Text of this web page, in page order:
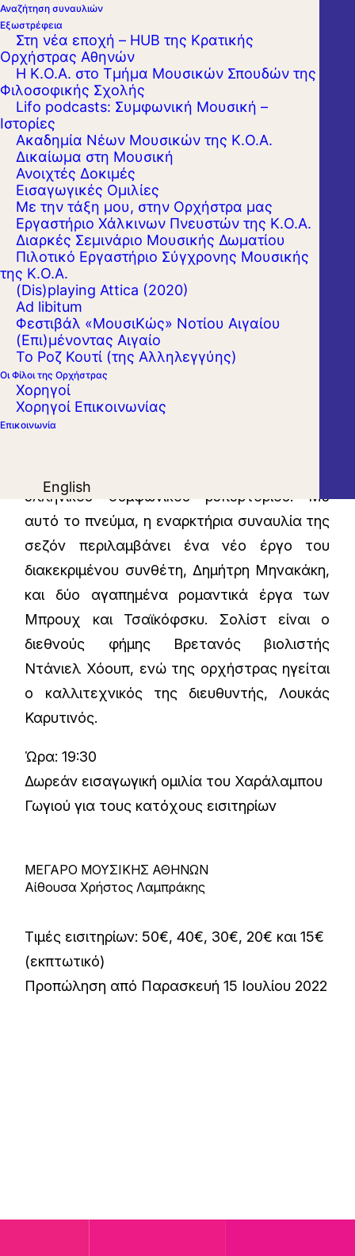
Αναζήτηση συναυλιών
Εξωστρέφεια
Στη νέα εποχή – HUB της Κρατικής
Ορχήστρας Αθηνών
Η Κ.Ο.Α. στο Τμήμα Μουσικών Σπουδών της
Φιλοσοφικής Σχολής
Lifo podcasts: Συμφωνική Μουσική –
Ιστορίες
Ακαδημία Νέων Μουσικών της Κ.Ο.Α.
Δικαίωμα στη Μουσική
Ανοιχτές Δοκιμές
Εισαγωγικές Ομιλίες
Με την τάξη μου, στην Ορχήστρα μας
Εργαστήριo Χάλκινων Πνευστών της Κ.Ο.Α.
Διαρκές Σεμινάριο Μουσικής Δωματίου
Πιλοτικό Εργαστήριο Σύγχρονης Μουσικής
της Κ.Ο.Α.
(Dis)playing Attica (2020)
Ad libitum
Φεστιβάλ «ΜουσιΚώς» Νοτίου Αιγαίου
(Επι)μένοντας Αιγαίο
Το Ροζ Κουτί (της Αλληλεγγύης)
Οι Φίλοι της Ορχήστρας
Χορηγοί
Χορηγοί Επικοινωνίας
Επικοινωνία
English
Κατά τη φετινή καλλιτεχνική περίοδο
συμπληρώνονται ογδόντα χρόνια από την
ίδρυση της Κρατικής Ορχήστρας Αθηνών. Σε
αυτά τα ογδόντα χρόνια αδιάλειπτης
μουσικής προσφοράς, η Κ.Ο.Α. ήταν και είναι
ο κύριος συμφωνικός φορέας της χώρας,
ελληνικού συμφωνικού ρεπερτορίου. Με
αυτό το πνεύμα, η εναρκτήρια συναυλία της
σεζόν περιλαμβάνει ένα νέο έργο του
διακεκριμένου συνθέτη, Δημήτρη Μηνακάκη,
και δύο αγαπημένα ρομαντικά έργα των
Μπρουχ και Τσαϊκόφσκυ. Σολίστ είναι ο
διεθνούς φήμης Βρετανός βιολιστής
Ντάνιελ Χόουπ, ενώ της ορχήστρας ηγείται
ο καλλιτεχνικός της διευθυντής, Λουκάς
Καρυτινός.
Ώρα: 19:30
Δωρεάν εισαγωγική ομιλία του Χαράλαμπου
Γωγιού για τους κατόχους εισιτηρίων
ΜΕΓΑΡΟ ΜΟΥΣΙΚΗΣ ΑΘΗΝΩΝ
Αίθουσα Χρήστος Λαμπράκης
Τιμές εισιτηρίων: 50€, 40€, 30€, 20€ και 15€
(εκπτωτικό)
Προπώληση από Παρασκευή 15 Ιουλίου 2022